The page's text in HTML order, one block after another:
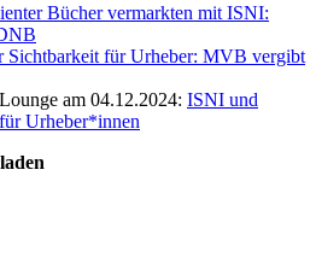
Bücher vermarkten mit ISNI:
Sichtbarkeit für Urheber: MVB vergibt
am 04.12.2024: ISNI und
Urheber*innen